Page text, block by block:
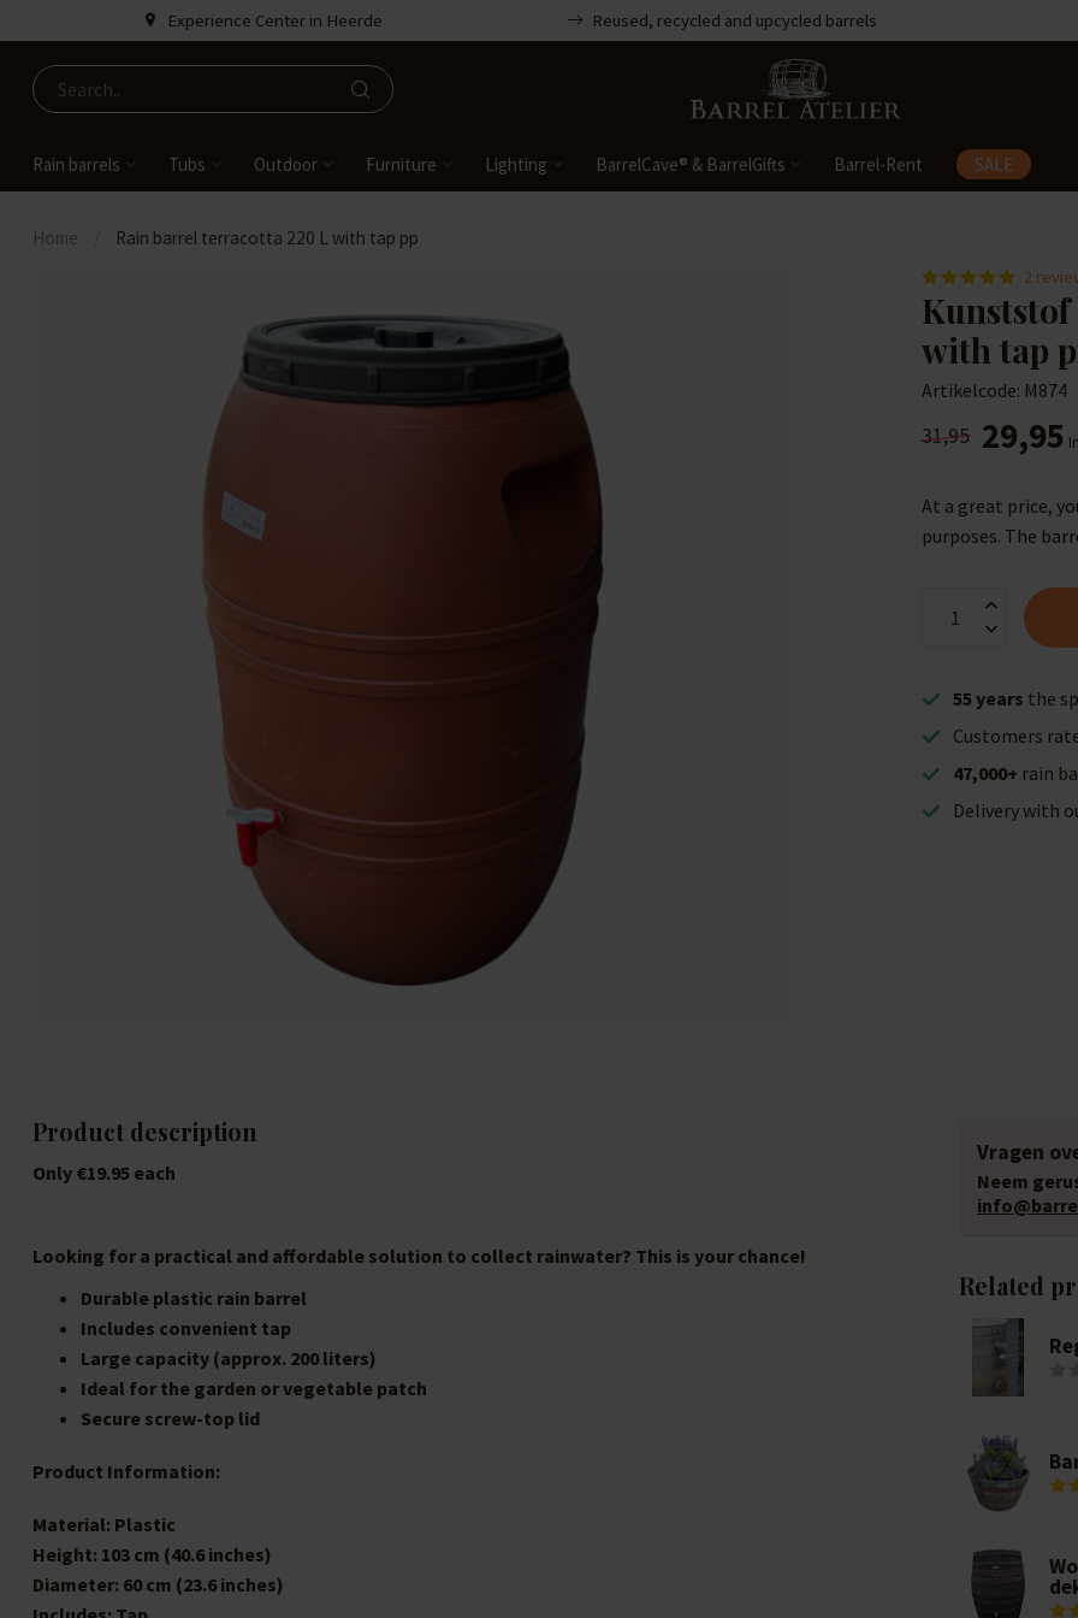
Experience Center in Heerde Reused, recycled and upcycled barrels
Rain barrels Tubs Outdoor Furniture Lighting BarrelCave® & BarrelGifts Barrel-Rent SALE
Home Rain barrel terracotta 220 L with tap pp
2
with tap
Artikelcode: M874
31,95 29,95
At a great price,
purposes. The
55 years the
Customers
47,000+ rain
Delivery with
Product description
Only €19.95 each
Looking for a practical and affordable solution to collect rainwater? This is your chance!
Durable plastic rain barrel
Includes convenient tap
Large capacity (approx. 200 liters)
Ideal for the garden or vegetable patch
Secure screw-top lid
Product Information:
Material: Plastic
Height: 103 cm (40.6 inches)
Diameter: 60 cm (23.6 inches)
Vragen
Neem
Related